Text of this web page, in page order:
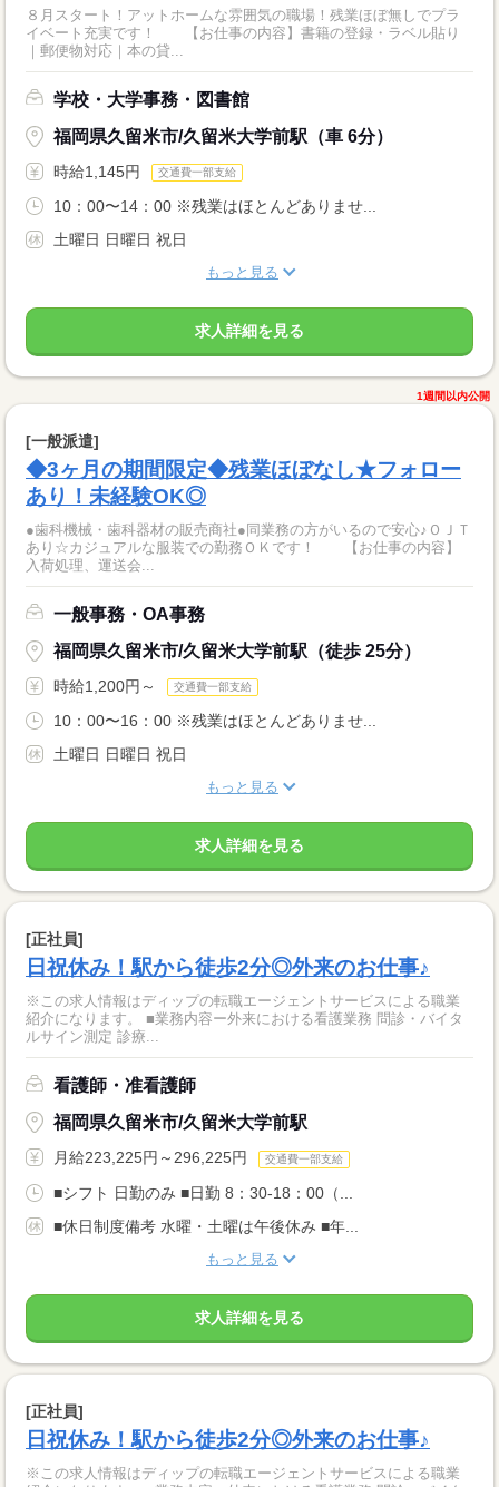
８月スタート！アットホームな雰囲気の職場！残業ほぼ無しでプラ
イベート充実です！ 【お仕事の内容】書籍の登録・ラベル貼り
｜郵便物対応｜本の貸...
学校・大学事務・図書館
福岡県久留米市/久留米大学前駅（車 6分）
時給1,145円 交通費一部支給
10：00〜14：00 ※残業はほとんどありませ...
土曜日 日曜日 祝日
もっと見る
求人詳細を見る
1週間以内公開
[一般派遣]
◆3ヶ月の期間限定◆残業ほぼなし★フォロー
あり！未経験OK◎
●歯科機械・歯科器材の販売商社●同業務の方がいるので安心♪ＯＪＴ
あり☆カジュアルな服装での勤務ＯＫです！ 【お仕事の内容】
入荷処理、運送会...
一般事務・OA事務
福岡県久留米市/久留米大学前駅（徒歩 25分）
時給1,200円～ 交通費一部支給
10：00〜16：00 ※残業はほとんどありませ...
土曜日 日曜日 祝日
もっと見る
求人詳細を見る
[正社員]
日祝休み！駅から徒歩2分◎外来のお仕事♪
※この求人情報はディップの転職エージェントサービスによる職業
紹介になります。 ■業務内容ー外来における看護業務 問診・バイタ
ルサイン測定 診療...
看護師・准看護師
福岡県久留米市/久留米大学前駅
月給223,225円～296,225円 交通費一部支給
■シフト 日勤のみ ■日勤 8：30-18：00（...
■休日制度備考 水曜・土曜は午後休み ■年...
もっと見る
求人詳細を見る
[正社員]
日祝休み！駅から徒歩2分◎外来のお仕事♪
※この求人情報はディップの転職エージェントサービスによる職業